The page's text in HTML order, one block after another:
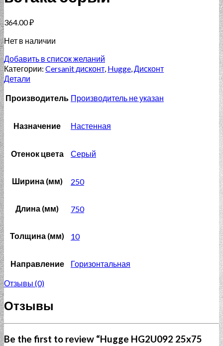
364.00₽
Нет в наличии
Добавить в список желаний
Категории: Cersanit дисконт, Hugge,Дисконт
Детали
Производитель Производитель не указан
Назначение Настенная
Отенок цвета Серый
Ширина (мм) 250
Длина (мм) 750
Толщина (мм) 10
Направление Горизонтальная
Отзывы (0)
Отзывы
Be the first to review “Hugge HG2U092 25x75